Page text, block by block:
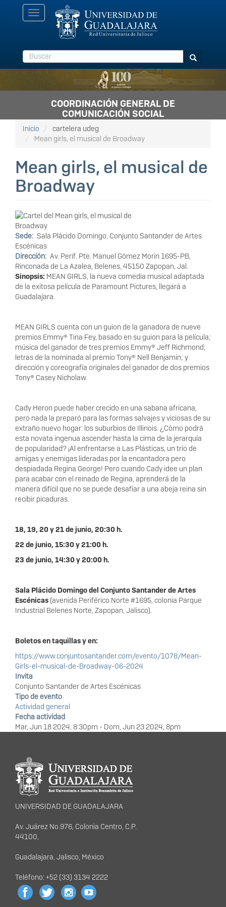
Toggle
navigation
Buscar Buscar
COORDINACIÓN GENERAL DE
COMUNICACIÓN SOCIAL
Inicio
cartelera udeg
Mean girls, el musical de Broadway
Mean girls, el musical de
Broadway
Sede
Sala Plácido Domingo, Conjunto Santander de Artes
Escénicas
Dirección Av. Perif. Pte. Manuel Gómez Morin 1695-PB,
Rinconada de La Azalea, Belenes, 45150 Zapopan, Jal.
Sinopsis: MEAN GIRLS, la nueva comedia musical adaptada
de la exitosa película de Paramount Pictures, llegará a
Guadalajara.
MEAN GIRLS cuenta con un guion de la ganadora de nueve
premios Emmy® Tina Fey, basado en su guion para la película;
música del ganador de tres premios Emmy® Jeff Richmond;
letras de la nominada al premio Tony® Nell Benjamin; y
dirección y coreografía originales del ganador de dos premios
Tony® Casey Nicholaw.
Cady Heron puede haber crecido en una sabana africana,
pero nada la preparó para las formas salvajes y viciosas de su
extraño nuevo hogar: los suburbios de Illinois. ¿Cómo podrá
esta novata ingenua ascender hasta la cima de la jerarquía
de popularidad? ¡Al enfrentarse a Las Plásticas, un trío de
amigas y enemigas lideradas por la encantadora pero
despiadada Regina George! Pero cuando Cady idee un plan
para acabar con el reinado de Regina, aprenderá de la
manera difícil que no se puede desafiar a una abeja reina sin
recibir picaduras.
18, 19, 20 y 21 de junio, 20:30 h.
22 de junio, 15:30 y 21:00 h.
23 de junio, 14:30 y 20:00 h.
Sala Plácido Domingo del Conjunto Santander de Artes
Escénicas (avenida Periférico Norte #1695, colonia Parque
Industrial Belenes Norte, Zapopan, Jalisco).
Boletos en taquillas y en:
https://www.conjuntosantander.com/evento/1078/Mean-
Girls-el-musical-de-Broadway-06-2024
Invita
Conjunto Santander de Artes Escénicas
Tipo de evento
Actividad general
Fecha actividad
Mar, Jun 18 2024, 8:30pm - Dom, Jun 23 2024, 8pm
Información del
portal
UNIVERSIDAD DE GUADALAJARA
Av. Juárez No.976, Colonia Centro, C.P.
44100,
Guadalajara, Jalisco, México
Teléfono: +52 (33) 3134 2222